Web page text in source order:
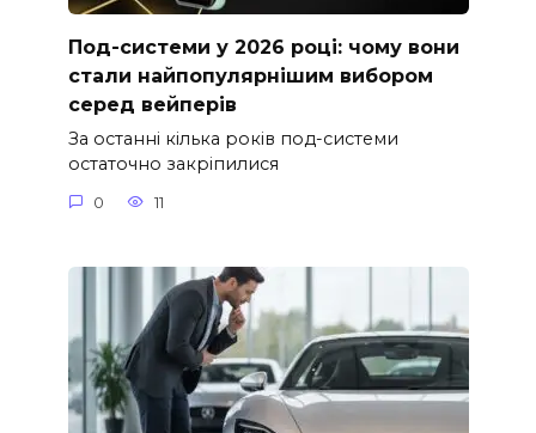
Под-системи у 2026 році: чому вони
стали найпопулярнішим вибором
серед вейперів
За останні кілька років под-системи
остаточно закріпилися
0 11